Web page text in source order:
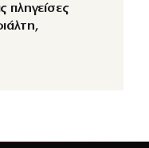
πληγείσες